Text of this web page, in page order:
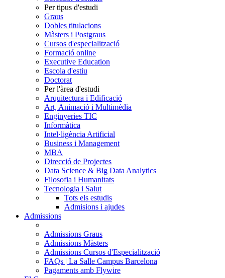
Per tipus d'estudi
Graus
Dobles titulacions
Màsters i Postgraus
Cursos d'especialització
Formació online
Executive Education
Escola d'estiu
Doctorat
Per l'àrea d'estudi
Arquitectura i Edificació
Art, Animació i Multimèdia
Enginyeries TIC
Informàtica
Intel·ligència Artificial
Business i Management
MBA
Direcció de Projectes
Data Science & Big Data Analytics
Filosofia i Humanitats
Tecnologia i Salut
Tots els estudis
Admisions i ajudes
Admissions
Admissions Graus
Admissions Màsters
Admissions Cursos d'Especialització
FAQs | La Salle Campus Barcelona
Pagaments amb Flywire